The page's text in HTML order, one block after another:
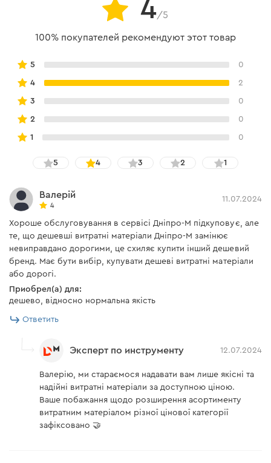
4/5
100% покупателей рекомендуют этот товар
5 0
4 2
3 0
2 0
1 0
5 4 3 2 1
Валерій
4
11.07.2024
Хороше обслуговування в сервісі Дніпро-М підкуповує, але
те, що дешевші витратні матеріали Дніпро-М замінює
невиправдано дорогими, це схиляє купити інший дешевий
бренд. Має бути вибір, купувати дешеві витратні матеріали
або дорогі.
Приобрел(а) для:
дешево, відносно нормальна якість
Ответить
Эксперт по инструменту 12.07.2024
Валерію, ми стараємося надавати вам лише якісні та
надійні витратні матеріали за доступною ціною.
Ваше побажання щодо розширення асортименту
витратним матеріалом різної цінової категорії
зафіксовано 🤝